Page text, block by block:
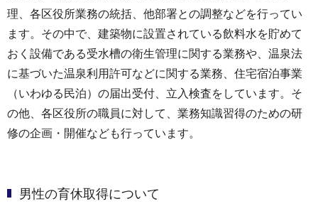
理、各区役所業務の統括、他部署との調整などを行ってい
ます。その中で、建築物に設置されている飲料水を貯めて
おく設備である受水槽の衛生管理に関する業務や、温泉法
に基づいた温泉利用許可などに関する業務、住宅宿泊事業
（いわゆる民泊）の届出受付、立入検査をしています。そ
の他、各区役所の職員に対して、業務知識習得のための研
修の企画・開催なども行っています。
男性の育休取得について